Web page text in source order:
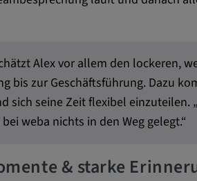
Alex vor allem den lockeren,
bis zur Geschäftsführung. Dazu
sich seine Zeit flexibel einzuteilen.
weba nichts in den Weg gelegt.“
& starke
VISITOR_INFO1_LIVE, YSC,
check-period, yt-remote-
remote-session-name, IDE,
PREF, LOGIN_INFO, PREF,
SEARCH_SAMESITE,
readable,